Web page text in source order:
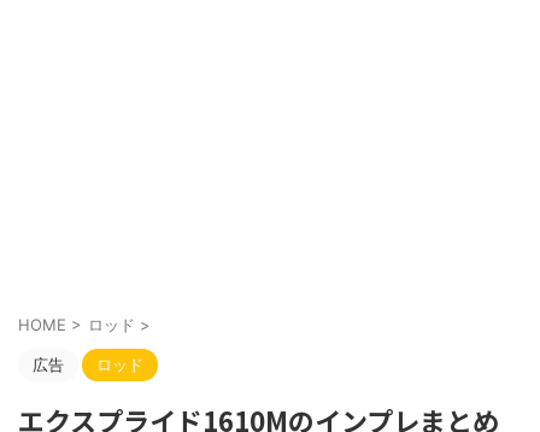
HOME > ロッド >
広告 ロッド
エクスプライド1610Mのインプレまとめ